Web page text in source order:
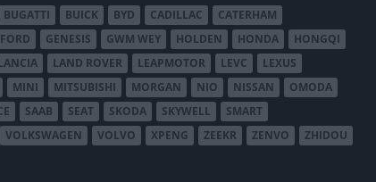
BUGATTI BUICK BYD CADILLAC
CATERHAM
FORD GENESIS GWM WEY HOLDEN HONDA
HONGQI
LAND ROVER LEAPMOTOR LEVC
LEXUS
MINI MITSUBISHI MORGAN NIO NISSAN
OMODA
SAAB SEAT SKODA SKYWELL
SMART
VOLKSWAGEN VOLVO XPENG ZEEKR ZENVO ZHIDOU